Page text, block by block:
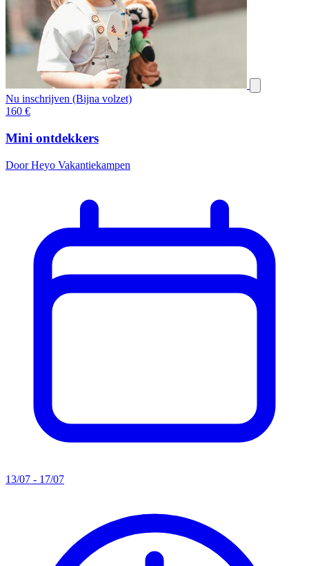
Nu inschrijven (Bijna volzet)
160 €
Mini ontdekkers
Door Heyo Vakantiekampen
13/07 - 17/07